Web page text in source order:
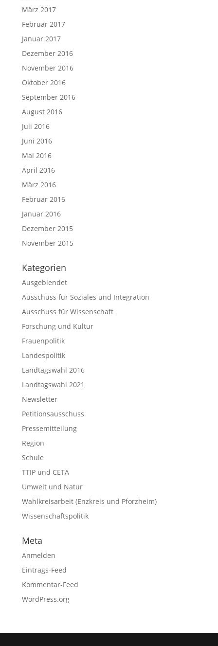
März 2017
Februar 2017
Januar 2017
Dezember 2016
November 2016
Oktober 2016
September 2016
August 2016
Juli 2016
Juni 2016
Mai 2016
April 2016
März 2016
Februar 2016
Januar 2016
Dezember 2015
November 2015
Kategorien
Ausgeblendet
Ausschuss für Soziales und Integration
Ausschuss für Wissenschaft
Forschung und Kultur
Frauenpolitik
Landespolitik
Landtagswahl 2016
Landtagswahl 2021
Newsletter
Petitionsausschuss
Pressemitteilung
Region
Schule
TTIP und CETA
Umwelt und Natur
Wahlkreisarbeit (Enzkreis und Pforzheim)
Wissenschaftspolitik
Meta
Anmelden
Eintrags-Feed
Kommentar-Feed
WordPress.org